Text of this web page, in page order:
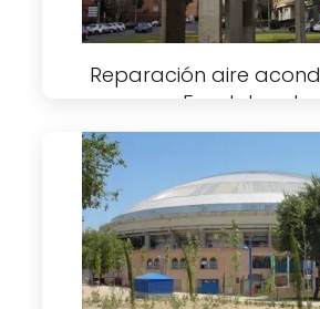
Reparación aire
Fuenlabrada